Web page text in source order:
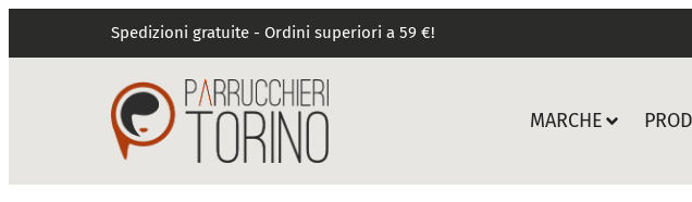
Spedizioni gratuite - Ordini superiori a 59 €!
MARCHE